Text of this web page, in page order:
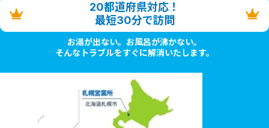
20都道府県対応！
最短30分で訪問
お湯が出ない。お風呂が沸かない。
そんなトラブルをすぐに解消いたします。